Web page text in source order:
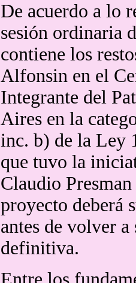
De acuerdo a lo
sesión ordinaria
contiene los
Alfonsin en el
Integrante del
Aires en la
inc. b) de la Ley
que tuvo la
Claudio
proyecto deberá
antes de volver
definitiva.